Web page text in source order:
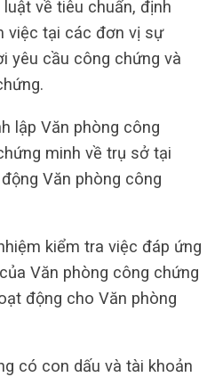
về tiêu chuẩn, định
việc tại các đơn vị sự
yêu cầu công chứng và
lập Văn phòng công
minh về trụ sở tại
Văn phòng công
kiểm tra việc đáp ứng
Văn phòng công chứng
động cho Văn phòng
có con dấu và tài khoản